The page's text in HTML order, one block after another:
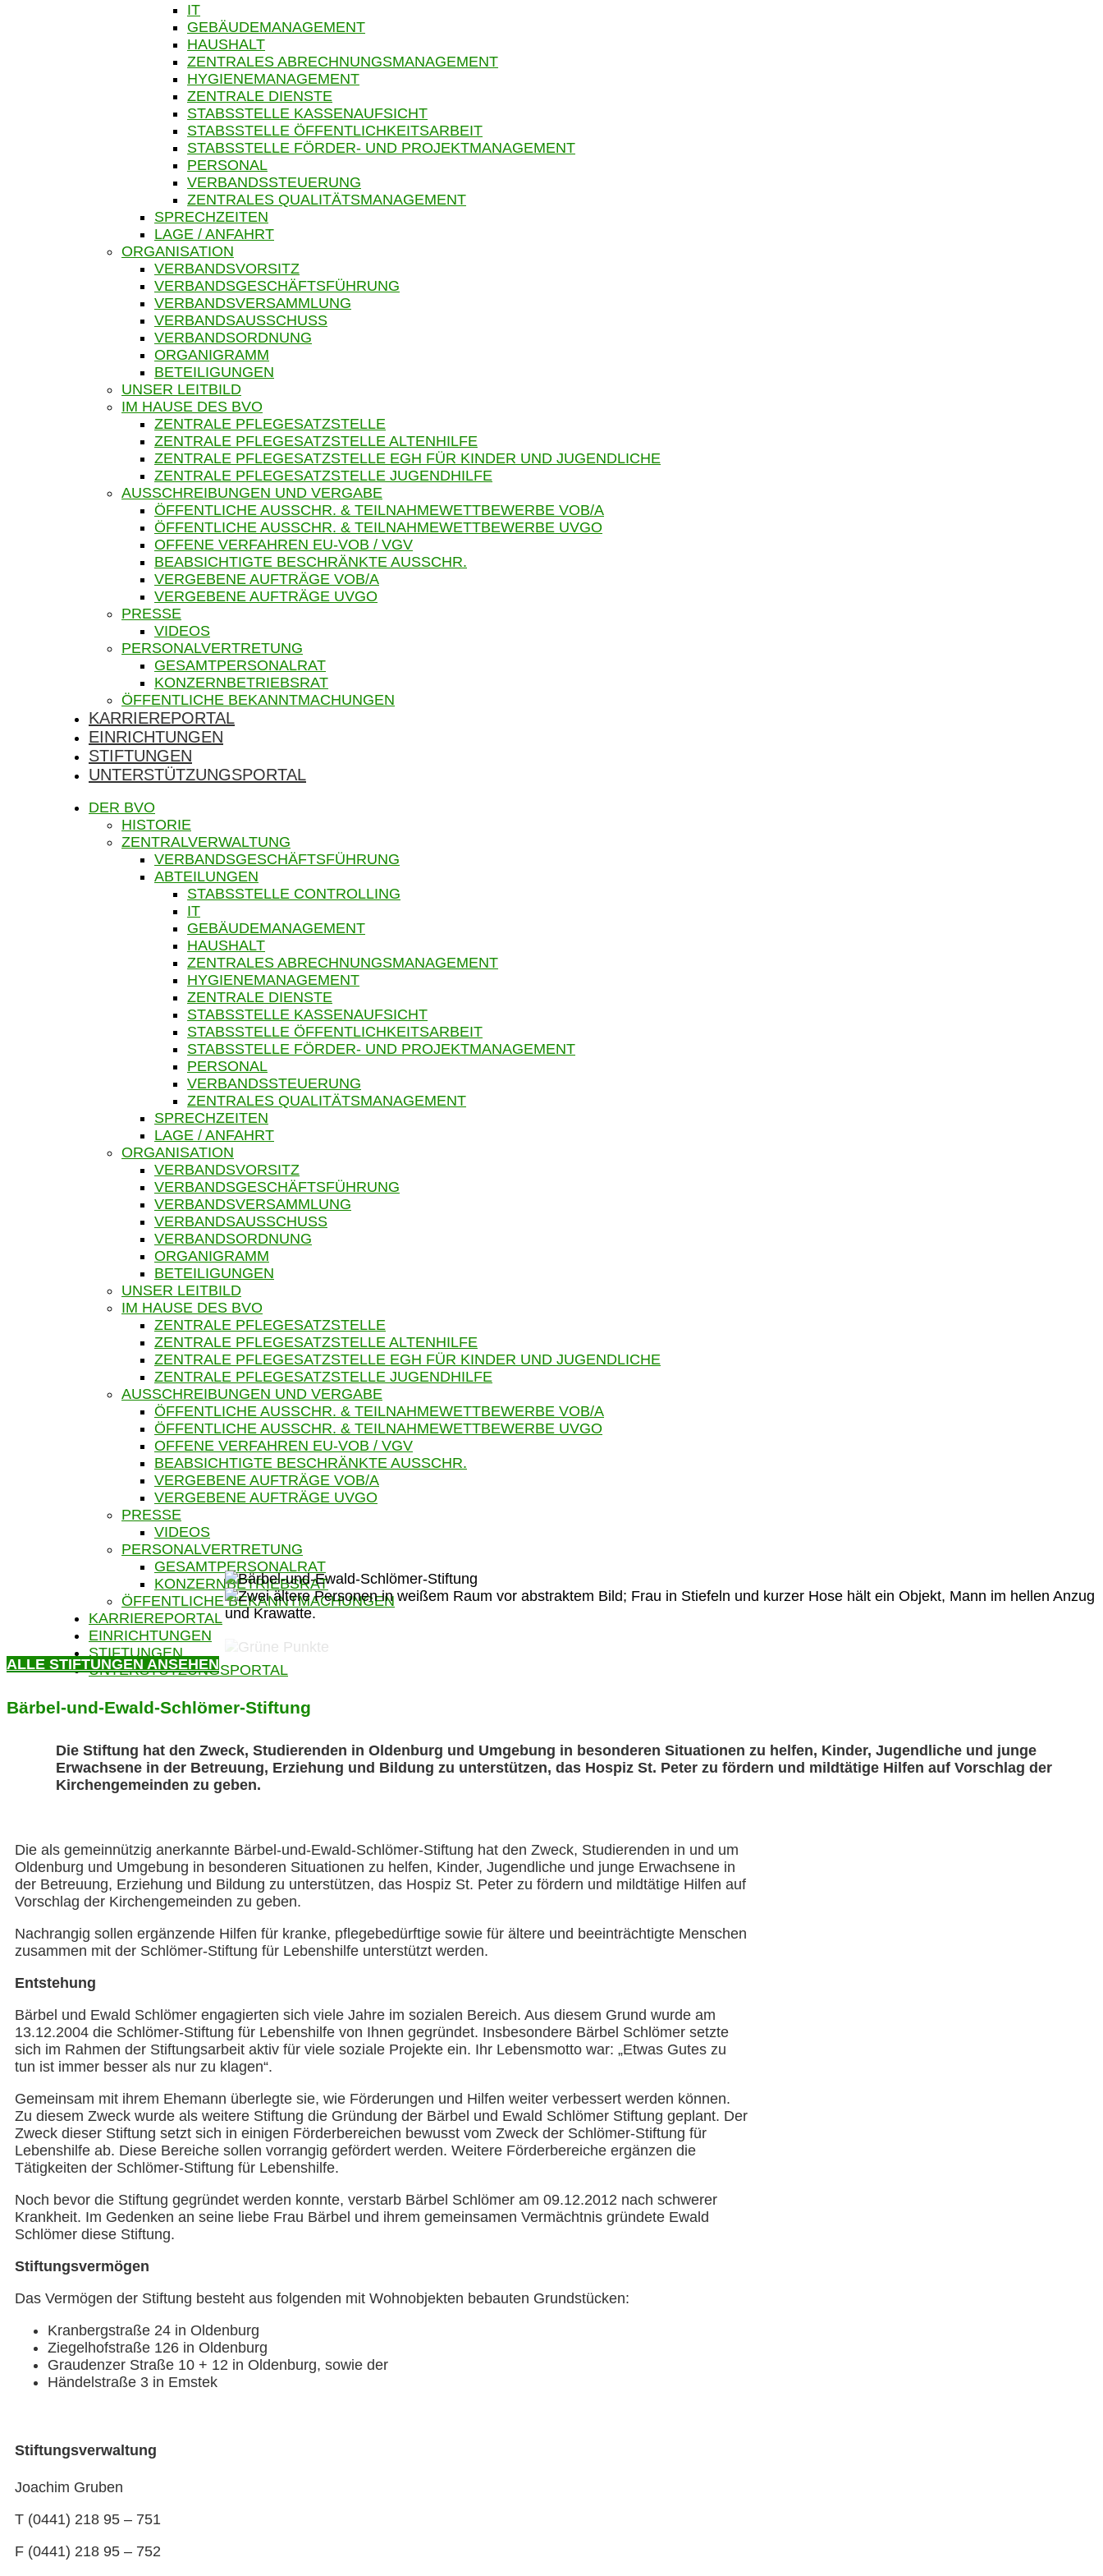
IT
GEBÄUDEMANAGEMENT
HAUSHALT
ZENTRALES ABRECHNUNGSMANAGEMENT
HYGIENEMANAGEMENT
ZENTRALE DIENSTE
STABSSTELLE KASSENAUFSICHT
STABSSTELLE ÖFFENTLICHKEITSARBEIT
STABSSTELLE FÖRDER- UND PROJEKTMANAGEMENT
PERSONAL
VERBANDSSTEUERUNG
ZENTRALES QUALITÄTSMANAGEMENT
SPRECHZEITEN
LAGE / ANFAHRT
ORGANISATION
VERBANDSVORSITZ
VERBANDSGESCHÄFTSFÜHRUNG
VERBANDSVERSAMMLUNG
VERBANDSAUSSCHUSS
VERBANDSORDNUNG
ORGANIGRAMM
BETEILIGUNGEN
UNSER LEITBILD
IM HAUSE DES BVO
ZENTRALE PFLEGESATZSTELLE
ZENTRALE PFLEGESATZSTELLE ALTENHILFE
ZENTRALE PFLEGESATZSTELLE EGH FÜR KINDER UND JUGENDLICHE
ZENTRALE PFLEGESATZSTELLE JUGENDHILFE
AUSSCHREIBUNGEN UND VERGABE
ÖFFENTLICHE AUSSCHR. & TEILNAHMEWETTBEWERBE VOB/A
ÖFFENTLICHE AUSSCHR. & TEILNAHMEWETTBEWERBE UVGO
OFFENE VERFAHREN EU-VOB / VGV
BEABSICHTIGTE BESCHRÄNKTE AUSSCHR.
VERGEBENE AUFTRÄGE VOB/A
VERGEBENE AUFTRÄGE UVGO
PRESSE
VIDEOS
PERSONALVERTRETUNG
GESAMTPERSONALRAT
KONZERNBETRIEBSRAT
ÖFFENTLICHE BEKANNTMACHUNGEN
KARRIEREPORTAL
EINRICHTUNGEN
STIFTUNGEN
UNTERSTÜTZUNGSPORTAL
DER BVO
HISTORIE
ZENTRALVERWALTUNG
VERBANDSGESCHÄFTSFÜHRUNG
ABTEILUNGEN
STABSSTELLE CONTROLLING
IT
GEBÄUDEMANAGEMENT
HAUSHALT
ZENTRALES ABRECHNUNGSMANAGEMENT
HYGIENEMANAGEMENT
ZENTRALE DIENSTE
STABSSTELLE KASSENAUFSICHT
STABSSTELLE ÖFFENTLICHKEITSARBEIT
STABSSTELLE FÖRDER- UND PROJEKTMANAGEMENT
PERSONAL
VERBANDSSTEUERUNG
ZENTRALES QUALITÄTSMANAGEMENT
SPRECHZEITEN
LAGE / ANFAHRT
ORGANISATION
VERBANDSVORSITZ
VERBANDSGESCHÄFTSFÜHRUNG
VERBANDSVERSAMMLUNG
VERBANDSAUSSCHUSS
VERBANDSORDNUNG
ORGANIGRAMM
BETEILIGUNGEN
UNSER LEITBILD
IM HAUSE DES BVO
ZENTRALE PFLEGESATZSTELLE
ZENTRALE PFLEGESATZSTELLE ALTENHILFE
ZENTRALE PFLEGESATZSTELLE EGH FÜR KINDER UND JUGENDLICHE
ZENTRALE PFLEGESATZSTELLE JUGENDHILFE
AUSSCHREIBUNGEN UND VERGABE
ÖFFENTLICHE AUSSCHR. & TEILNAHMEWETTBEWERBE VOB/A
ÖFFENTLICHE AUSSCHR. & TEILNAHMEWETTBEWERBE UVGO
OFFENE VERFAHREN EU-VOB / VGV
BEABSICHTIGTE BESCHRÄNKTE AUSSCHR.
VERGEBENE AUFTRÄGE VOB/A
VERGEBENE AUFTRÄGE UVGO
PRESSE
VIDEOS
PERSONALVERTRETUNG
GESAMTPERSONALRAT
KONZERNBETRIEBSRAT
ÖFFENTLICHE BEKANNTMACHUNGEN
KARRIEREPORTAL
EINRICHTUNGEN
STIFTUNGEN
UNTERSTÜTZUNGSPORTAL
ALLE STIFTUNGEN ANSEHEN
Bärbel-und-Ewald-Schlömer-Stiftung
Die Stiftung hat den Zweck, Studierenden in Oldenburg und Umgebung in besonderen Situationen zu helfen, Kinder, Jugendliche und junge
Erwachsene in der Betreuung, Erziehung und Bildung zu unterstützen, das Hospiz St. Peter zu fördern und mildtätige Hilfen auf Vorschlag der
Kirchengemeinden zu geben.
Die als gemeinnützig anerkannte Bärbel-und-Ewald-Schlömer-Stiftung hat den Zweck, Studierenden in und um
Oldenburg und Umgebung in besonderen Situationen zu helfen, Kinder, Jugendliche und junge Erwachsene in
der Betreuung, Erziehung und Bildung zu unterstützen, das Hospiz St. Peter zu fördern und mildtätige Hilfen auf
Vorschlag der Kirchengemeinden zu geben.
Nachrangig sollen ergänzende Hilfen für kranke, pflegebedürftige sowie für ältere und beeinträchtigte Menschen
zusammen mit der Schlömer-Stiftung für Lebenshilfe unterstützt werden.
Entstehung
Bärbel und Ewald Schlömer engagierten sich viele Jahre im sozialen Bereich. Aus diesem Grund wurde am
13.12.2004 die Schlömer-Stiftung für Lebenshilfe von Ihnen gegründet. Insbesondere Bärbel Schlömer setzte
sich im Rahmen der Stiftungsarbeit aktiv für viele soziale Projekte ein. Ihr Lebensmotto war: „Etwas Gutes zu
tun ist immer besser als nur zu klagen“.
Gemeinsam mit ihrem Ehemann überlegte sie, wie Förderungen und Hilfen weiter verbessert werden können.
Zu diesem Zweck wurde als weitere Stiftung die Gründung der Bärbel und Ewald Schlömer Stiftung geplant. Der
Zweck dieser Stiftung setzt sich in einigen Förderbereichen bewusst vom Zweck der Schlömer-Stiftung für
Lebenshilfe ab. Diese Bereiche sollen vorrangig gefördert werden. Weitere Förderbereiche ergänzen die
Tätigkeiten der Schlömer-Stiftung für Lebenshilfe.
Noch bevor die Stiftung gegründet werden konnte, verstarb Bärbel Schlömer am 09.12.2012 nach schwerer
Krankheit. Im Gedenken an seine liebe Frau Bärbel und ihrem gemeinsamen Vermächtnis gründete Ewald
Schlömer diese Stiftung.
Stiftungsvermögen
Das Vermögen der Stiftung besteht aus folgenden mit Wohnobjekten bebauten Grundstücken:
Kranbergstraße 24 in Oldenburg
Ziegelhofstraße 126 in Oldenburg
Graudenzer Straße 10 + 12 in Oldenburg, sowie der
Händelstraße 3 in Emstek
Stiftungsverwaltung
Joachim Gruben
T (0441) 218 95 – 751
F (0441) 218 95 – 752